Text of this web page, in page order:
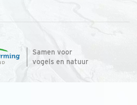
Samen voor
vogels en natuur